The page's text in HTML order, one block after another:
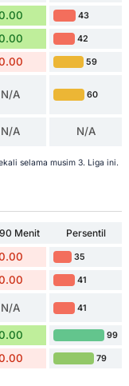
43
42
59
N/A 60
N/A N/A
selama musim 3. Liga ini.
Menit
Persentil
35
41
N/A 41
99
79